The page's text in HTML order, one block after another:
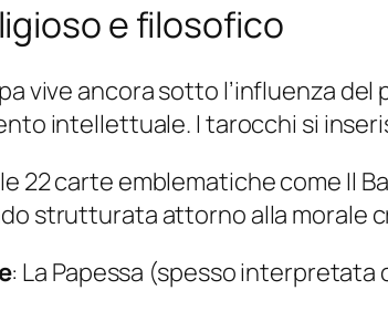
e filosofico
vive ancora sotto l’influenza
intellettuale. I tarocchi si
22 carte emblematiche come Il
strutturata attorno alla morale
: La Papessa (spesso interpretata